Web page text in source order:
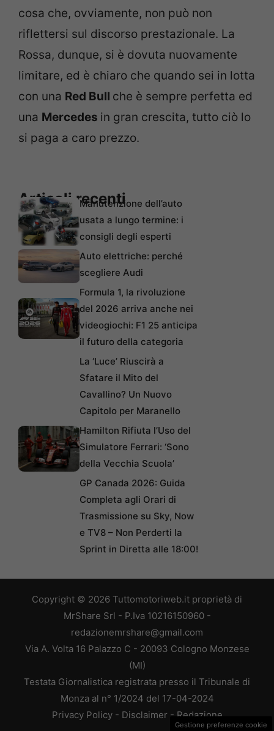
cosa che, ovviamente, non può non
riflettersi sul discorso prestazionale. La
Rossa, dunque, si è dovuta nuovamente
limitare, ed è chiaro che quando sei in lotta
con una Red Bull che è sempre perfetta ed
una Mercedes in gran crescita, tutto ciò lo
si paga a caro prezzo.
Articoli recentiManutenzione dell’auto
usata a lungo termine: i
consigli degli esperti
Auto elettriche: perché
scegliere Audi
Formula 1, la rivoluzione
del 2026 arriva anche nei
videogiochi: F1 25 anticipa
il futuro della categoria
La ‘Luce’ Riuscirà a
Sfatare il Mito del
Cavallino? Un Nuovo
Capitolo per Maranello
Hamilton Rifiuta l’Uso del
Simulatore Ferrari: ‘Sono
della Vecchia Scuola’
GP Canada 2026: Guida
Completa agli Orari di
Trasmissione su Sky, Now
e TV8 – Non Perderti la
Sprint in Diretta alle 18:00!
Copyright © 2026 Tuttomotoriweb.it proprietà di
MrShare Srl - P.Iva 10216150960 -
redazionemrshare@gmail.com
Via A. Volta 16 Palazzo C - 20093 Cologno Monzese
(MI)
Testata Giornalistica registrata presso il Tribunale di
Monza al n° 1/2024 del 17-04-2024
Privacy Policy- Disclaimer - Redazione
Gestione preferenze cookie